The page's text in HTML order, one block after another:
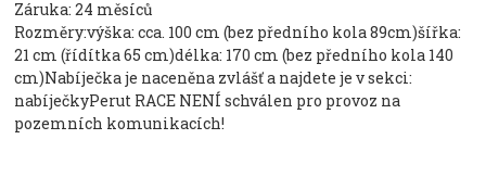
Záruka: 24 měsíců
Rozměry:výška: cca. 100 cm (bez předního kola 89cm)šířka:
21 cm (řídítka 65 cm)délka: 170 cm (bez předního kola 140
cm)Nabíječka je naceněna zvlášť a najdete je v sekci:
nabíječkyPerut RACE NENÍ schválen pro provoz na
pozemních komunikacích!